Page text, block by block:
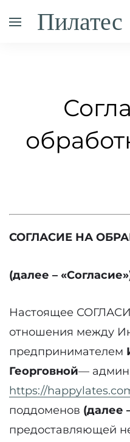
СОГЛАСИЕ НА
(далее –
Настоящее
отношения между
предпринимателем
Георговной—
https://
поддоменов (далее
предоставляющей